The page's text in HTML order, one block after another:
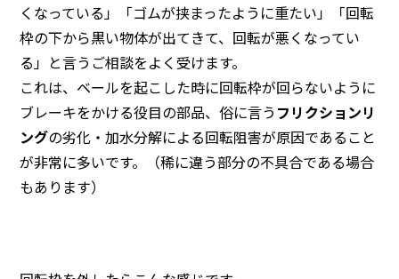
くなっている」「ゴムが挟まったように重たい」「回転
枠の下から黒い物体が出てきて、回転が悪くなってい
る」と言うご相談をよく受けます。
これは、ベールを起こした時に回転枠が回らないように
ブレーキをかける役目の部品、俗に言う フリクションリ
ングの劣化・加水分解による回転阻害が原因であること
が非常に多いです。（稀に違う部分の不具合である場合
もあります）